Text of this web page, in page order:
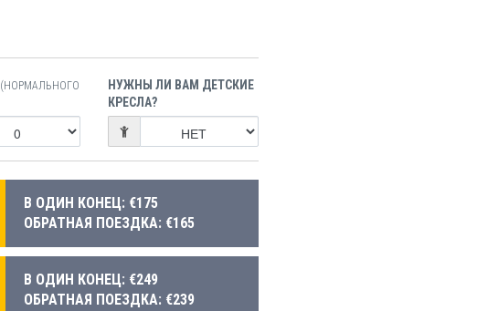
(НОРМАЛЬНОГО
НУЖНЫ ЛИ ВАМ ДЕТСКИЕ
КРЕСЛА?
В ОДИН КОНЕЦ: €175
ОБРАТНАЯ ПОЕЗДКА: €165
В ОДИН КОНЕЦ: €249
ОБРАТНАЯ ПОЕЗДКА: €239